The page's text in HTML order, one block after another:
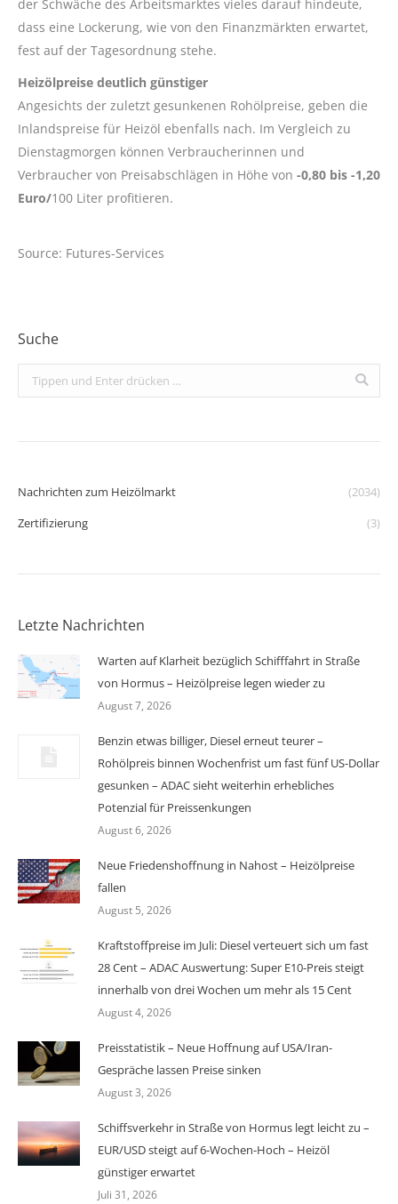
der Schwäche des Arbeitsmarktes vieles darauf hindeute,
dass eine Lockerung, wie von den Finanzmärkten erwartet,
fest auf der Tagesordnung stehe.
Heizölpreise deutlich günstiger
Angesichts der zuletzt gesunkenen Rohölpreise, geben die
Inlandspreise für Heizöl ebenfalls nach. Im Vergleich zu
Dienstagmorgen können Verbraucherinnen und
Verbraucher von Preisabschlägen in Höhe von -0,80 bis -1,20
Euro/100 Liter profitieren.
Source: Futures-Services
Suche
Search:
Nachrichten zum Heizölmarkt
(2034)
Zertifizierung
(3)
Letzte Nachrichten
Warten auf Klarheit bezüglich Schifffahrt in Straße
von Hormus – Heizölpreise legen wieder zu
August 7, 2026
Benzin etwas billiger, Diesel erneut teurer –
Rohölpreis binnen Wochenfrist um fast fünf US-Dollar
gesunken – ADAC sieht weiterhin erhebliches
Potenzial für Preissenkungen
August 6, 2026
Neue Friedenshoffnung in Nahost – Heizölpreise
fallen
August 5, 2026
Kraftstoffpreise im Juli: Diesel verteuert sich um fast
28 Cent – ADAC Auswertung: Super E10-Preis steigt
innerhalb von drei Wochen um mehr als 15 Cent
August 4, 2026
Preisstatistik – Neue Hoffnung auf USA/Iran-
Gespräche lassen Preise sinken
August 3, 2026
Schiffsverkehr in Straße von Hormus legt leicht zu –
EUR/USD steigt auf 6-Wochen-Hoch – Heizöl
günstiger erwartet
Juli 31, 2026